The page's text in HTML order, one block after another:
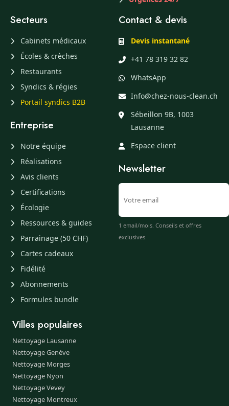
Secteurs
Cabinets médicaux
Écoles & crèches
Restaurants
Syndics & régies
Portail syndics B2B
Entreprise
Notre équipe
Réalisations
Avis clients
Certifications
Écologie
Ressources & guides
Parrainage (50 CHF)
Cartes cadeaux
Fidélité
Abonnements
Formules bundle
Contact & devis
Devis instantané
+41 78 319 32 82
WhatsApp
Info@chez-nous-clean.ch
Sébeillon 9B, 1003
Lausanne
Espace client
Newsletter
1 email/mois. Conseils et offres
exclusives.
Villes populaires
Nettoyage Lausanne
Nettoyage Genève
Nettoyage Morges
Nettoyage Nyon
Nettoyage Vevey
Nettoyage Montreux